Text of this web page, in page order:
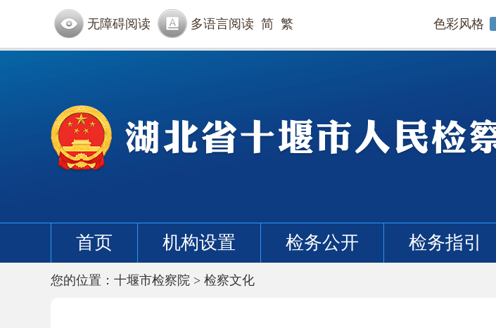
无障碍阅读 多语言阅读 简 繁 色彩风格
首页 机构设置 检务公开 检务指引
您的位置： 十堰市检察院 > 检察文化